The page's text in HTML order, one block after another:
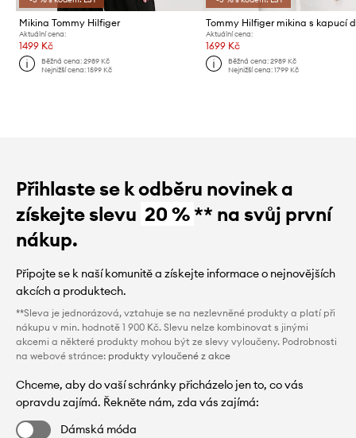
Mikina Tommy Hilfiger
Aktuální cena:
1499 Kč
Běžná cena:2989 Kč
Nejnižší cena:1599 Kč
Aktuální cena:
1699 Kč
Běžná cena: 2989 Kč
Nejnižší cena: 1799 Kč
Přihlaste se k odběru novinek a
získejte slevu 20 %** na svůj první
nákup.
Připojte se k naší komunitě a získejte informace o nejnovějších
akcích a produktech.
**Sleva je jednorázová, vztahuje se na nezlevněné produkty a platí při
nákupu v min. hodnotě 1 900 Kč. Slevu nelze kombinovat s jinými
akcemi a některé produkty mohou být ze slevy vyloučeny. Podrobnosti
na webové stránce: produkty vyloučené z akce
Chceme, aby do vaší schránky přicházelo jen to, co vás
opravdu zajímá. Řekněte nám, zda vás zajímá:
Dámská móda